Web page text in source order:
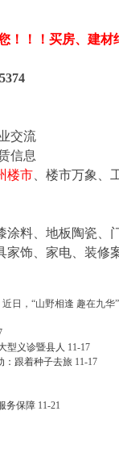
！！！买房、建材
交流
信息
楼市 、楼市万象、
涂料、地板陶瓷、
电、装修案例
日，“山野相逢 趣在九
型义诊暨县人 11-17
：跟着种子去旅 11-17
务保障 11-21